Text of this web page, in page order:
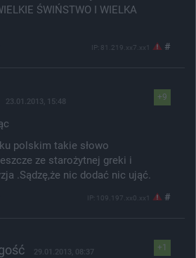
ŚWIŃSTWO I WIELKA
IP: 81.219.xx7.xx1 #
+9
23.01.2013, 15:48
polskim takie słowo
ze starożytnej greki i
.Sądzę,że nic dodać nic ująć.
IP: 109.197.xx0.xx1 #
+1
29.01.2013, 08:37